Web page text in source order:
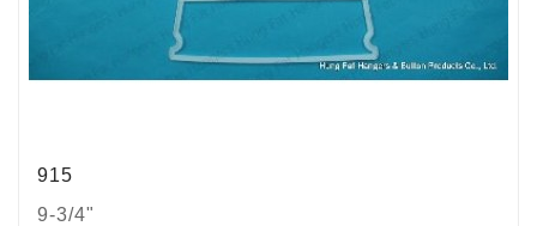
915
9-3/4"